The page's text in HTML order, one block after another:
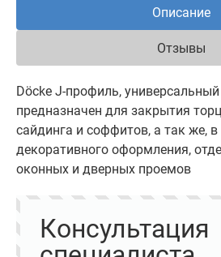
Описание
Отзывы
Döcke J-профиль,
предназначен для закрытия
сайдинга и соффитов, а так же, в
декоративного оформления,
оконных и дверных проемов
Консультация